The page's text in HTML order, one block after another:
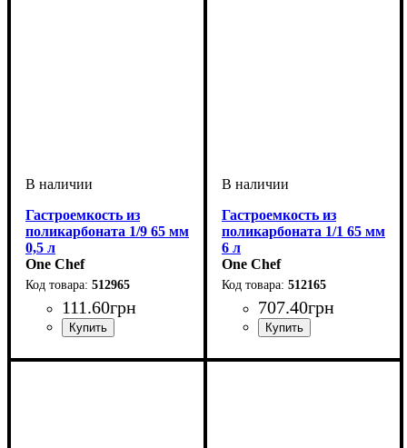
Гастроемкость из
поликарбоната 1/9 65 мм
0,5 л
One Chef
512965
111.60грн
Гастроемкость из
поликарбоната 1/1 65 мм
6 л
One Chef
512165
707.40грн